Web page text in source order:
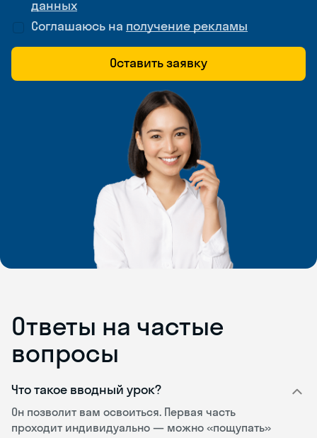
данных
Соглашаюсь на получение рекламы
Оставить заявку
Ответы на частые
вопросы
Что такое вводный урок?
Он позволит вам освоиться. Первая часть
проходит индивидуально — можно «пощупать»